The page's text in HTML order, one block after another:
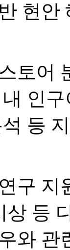
현안
토어
인
등
구 지
상 등
와 관